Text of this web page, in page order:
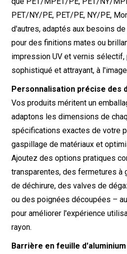
PET/NY/PE, PET/PE, NY/PE,
d'autres, adaptés aux besoins
pour des finitions mates ou
impression UV et vernis sélectif,
sophistiqué et attrayant, à
Personnalisation précise des
Vos produits méritent un
adaptons les dimensions de
spécifications exactes de votre
gaspillage de matériaux et
Ajoutez des options pratiques
transparentes, des fermetures à
de déchirure, des valves de
ou des poignées découpées –
pour améliorer l'expérience
rayon.
Barrière en feuille